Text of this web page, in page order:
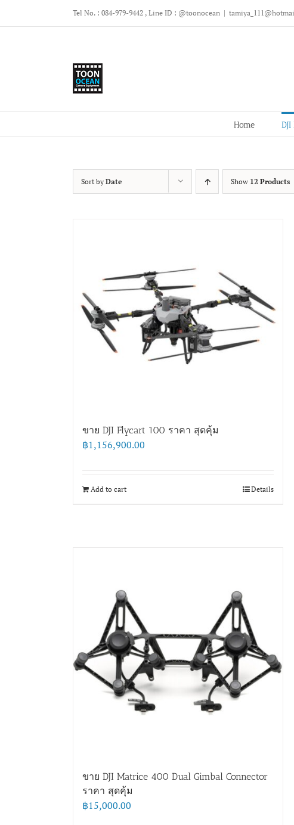
Tel No. : 084-979-9442 , Line ID : @toonocean |
Home
Sort by Date Show 12 Products
ขาย DJI Flycart 100 ราคา สุดคุ้ม
฿1,156,900.00
Add to cart Details
ขาย DJI Matrice 400 Dual Gimbal Connector
ราคา สุดคุ้ม
฿15,000.00